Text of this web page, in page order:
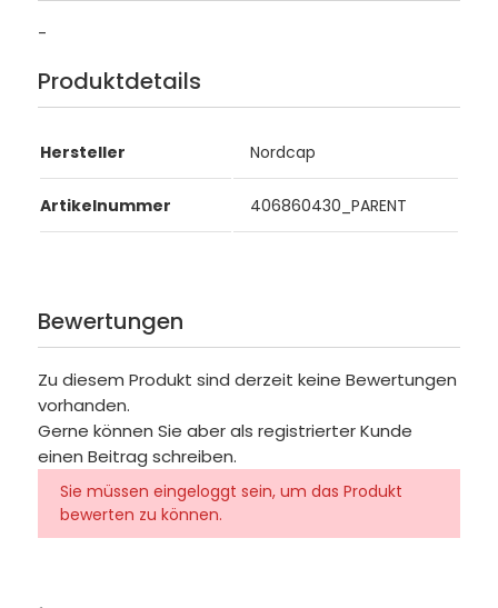
-
Produktdetails
Hersteller Nordcap
Artikelnummer 406860430_PARENT
Bewertungen
Zu diesem Produkt sind derzeit keine Bewertungen
vorhanden.
Gerne können Sie aber als registrierter Kunde
einen Beitrag schreiben.
Sie müssen eingeloggt sein, um das Produkt
bewerten zu können.